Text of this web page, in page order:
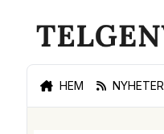
HEM NYHETER